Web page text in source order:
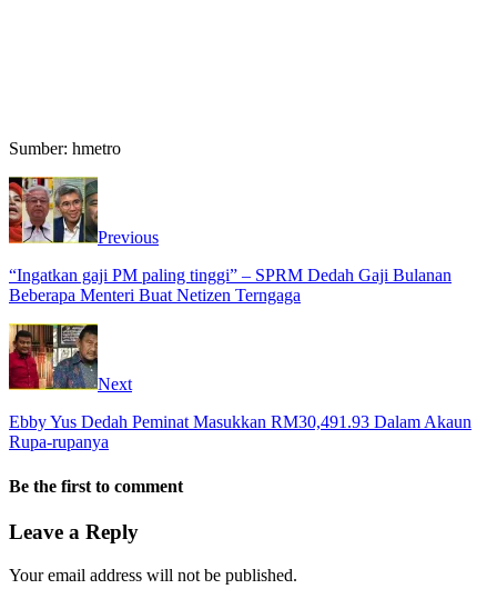
Sumber: hmetro
Previous
“Ingatkan gaji PM paling tinggi” – SPRM Dedah Gaji Bulanan
Beberapa Menteri Buat Netizen Terngaga
Next
Ebby Yus Dedah Peminat Masukkan RM30,491.93 Dalam Akaun
Rupa-rupanya
Be the first to comment
Leave a Reply
Your email address will not be published.